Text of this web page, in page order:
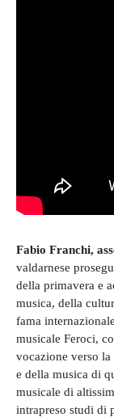
Fabio Franchi,
valdarnese
della primavera e
musica, della
fama
musicale Feroci,
vocazione verso
e della musica di
musicale di
intrapreso studi di